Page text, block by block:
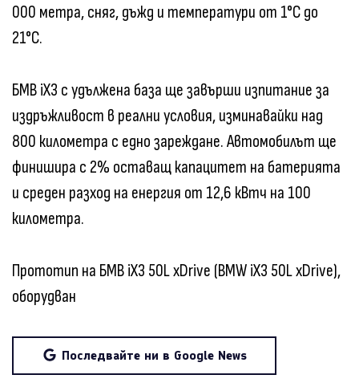
000 метра, сняг, дъжд и температури от 1°C до
21°C.
БМВ iX3 с удължена база ще завърши изпитание за
издръжливост в реални условия, изминавайки над
800 километра с едно зареждане. Автомобилът ще
финишира с 2% оставащ капацитет на батерията
и среден разход на енергия от 12,6 кВтч на 100
километра.
Прототип на БМВ iX3 50L xDrive (BMW iX3 50L xDrive),
оборудван
Последвайте ни в Google News